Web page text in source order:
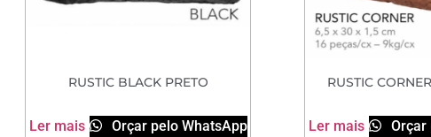
RUSTIC BLACK PRETO
Ler mais Orçar pelo WhatsApp
RUSTIC
Ler mais Orçar